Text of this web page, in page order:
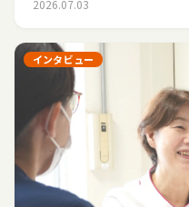
2026.07.03
インタビュー